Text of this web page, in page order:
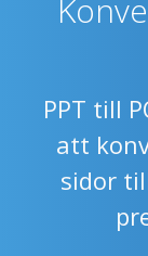
PPT till
att
sidor